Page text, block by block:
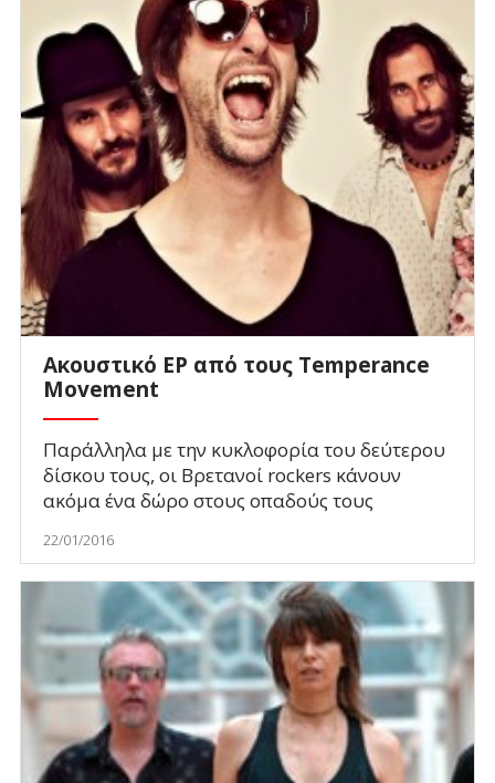
Aκουστικό EP από τους Temperance
Movement
Παράλληλα με την κυκλοφορία του δεύτερου
δίσκου τους, οι Βρετανοί rockers κάνουν
ακόμα ένα δώρο στους οπαδούς τους
22/01/2016